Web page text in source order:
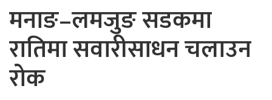
मनाङ–लमजुङ सडकमा
रातिमा सवारीसाधन चलाउन
रोक